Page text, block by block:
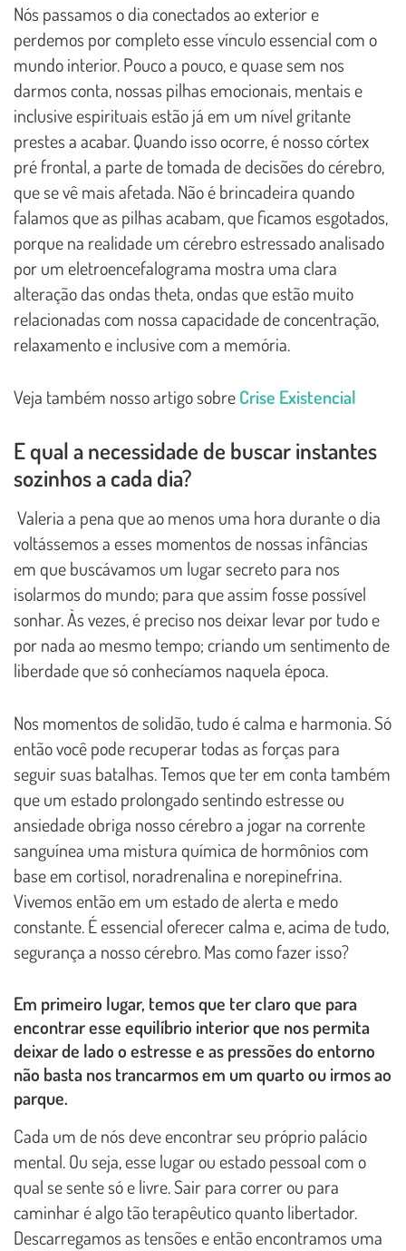
Nós passamos o dia conectados ao exterior e
perdemos por completo esse vínculo essencial com o
mundo interior. Pouco a pouco, e quase sem nos
darmos conta, nossas pilhas emocionais, mentais e
inclusive espirituais estão já em um nível gritante
prestes a acabar. Quando isso ocorre, é nosso córtex
pré frontal, a parte de tomada de decisões do cérebro,
que se vê mais afetada. Não é brincadeira quando
falamos que as pilhas acabam, que ficamos esgotados,
porque na realidade um cérebro estressado analisado
por um eletroencefalograma mostra uma clara
alteração das ondas theta, ondas que estão muito
relacionadas com nossa capacidade de concentração,
relaxamento e inclusive com a memória.
Veja também nosso artigo sobreCrise Existencial
E qual a necessidade de buscar instantes
sozinhos a cada dia?
Valeria a pena que ao menos uma hora durante o dia
voltássemos a esses momentos de nossas infâncias
em que buscávamos um lugar secreto para nos
isolarmos do mundo; para que assim fosse possível
sonhar. Às vezes, é preciso nos deixar levar por tudo e
por nada ao mesmo tempo; criando um sentimento de
liberdade que só conhecíamos naquela época.
Nos momentos de solidão, tudo é calma e harmonia. Só
então você pode recuperar todas as forças para
seguir suas batalhas. Temos que ter em conta também
que um estado prolongado sentindo estresse ou
ansiedade obriga nosso cérebro a jogar na corrente
sanguínea uma mistura química de hormônios com
base em cortisol, noradrenalina e norepinefrina.
Vivemos então em um estado de alerta e medo
constante. É essencial oferecer calma e, acima de tudo,
segurança a nosso cérebro. Mas como fazer isso?
Em primeiro lugar, temos que ter claro que para
encontrar esse equilíbrio interior que nos permita
deixar de lado o estresse e as pressões do entorno
não basta nos trancarmos em um quarto ou irmos ao
parque.
Cada um de nós deve encontrar seu próprio palácio
mental. Ou seja, esse lugar ou estado pessoal com o
qual se sente só e livre. Sair para correr ou para
caminhar é algo tão terapêutico quanto libertador.
Descarregamos as tensões e então encontramos uma